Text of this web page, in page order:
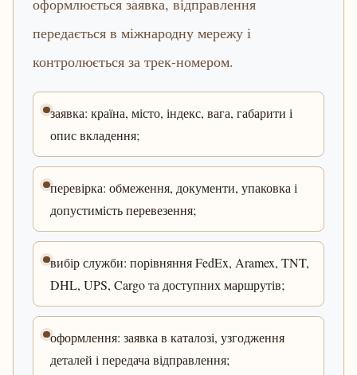
оформлюється заявка, відправлення
передається в міжнародну мережу і
контролюється за трек-номером.
заявка: країна, місто, індекс, вага, габарити і
опис вкладення;
перевірка: обмеження, документи, упаковка і
допустимість перевезення;
вибір служби: порівняння FedEx, Aramex, TNT,
DHL, UPS, Cargo та доступних маршрутів;
оформлення: заявка в каталозі, узгодження
деталей і передача відправлення;